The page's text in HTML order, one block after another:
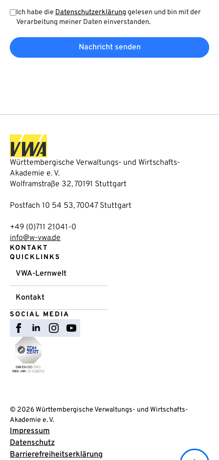
Ich habe die Datenschutzerklärung gelesen und bin mit der
Verarbeitung meiner Daten einverstanden.
Nachricht senden
Württembergische Verwaltungs- und Wirtschafts-
Akademie e. V.
Wolframstraße 32, 70191 Stuttgart
Postfach 10 54 53, 70047 Stuttgart
+49 (0)711 21041-0
info@w-vwa.de
KONTAKT
QUICKLINKS
VWA-Lernwelt
Kontakt
SOCIAL MEDIA
© 2026 Württembergische Verwaltungs- und Wirtschafts-
Akademie e. V.
Impressum
Datenschutz
Barrierefreiheitserklärung